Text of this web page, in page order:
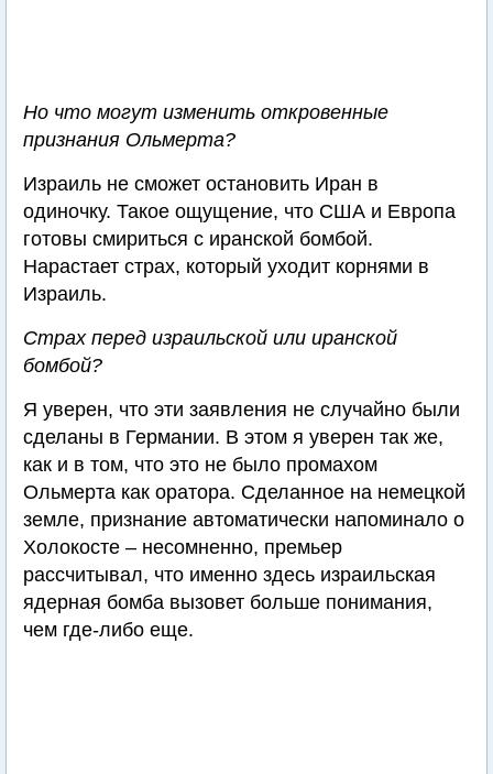
Но что могут изменить откровенные
признания Ольмерта?
Израиль не сможет остановить Иран в
одиночку. Такое ощущение, что США и Европа
готовы смириться с иранской бомбой.
Нарастает страх, который уходит корнями в
Израиль.
Страх перед израильской или иранской
бомбой?
Я уверен, что эти заявления не случайно были
сделаны в Германии. В этом я уверен так же,
как и в том, что это не было промахом
Ольмерта как оратора. Сделанное на немецкой
земле, признание автоматически напоминало о
Холокосте – несомненно, премьер
рассчитывал, что именно здесь израильская
ядерная бомба вызовет больше понимания,
чем где-либо еще.